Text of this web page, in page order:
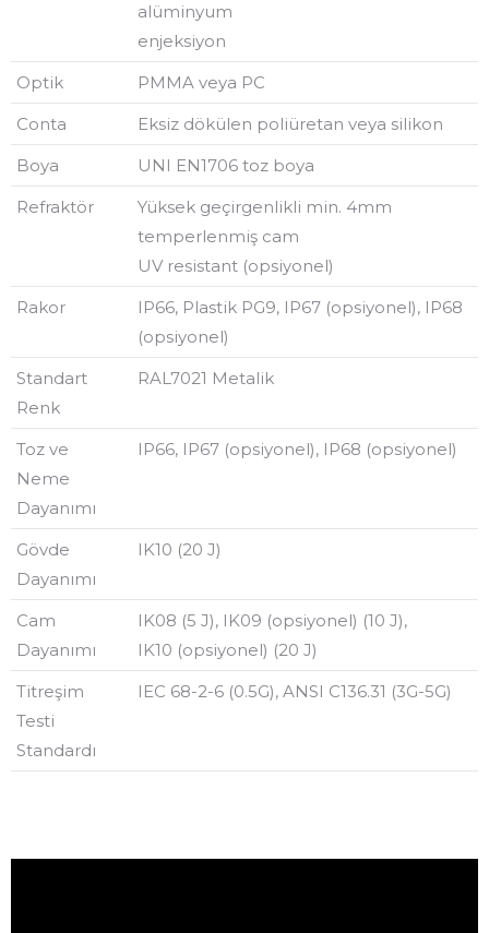
alüminyum
enjeksiyon
Optik
PMMA veya PC
Conta
Eksiz dökülen poliüretan veya silikon
Boya
UNI EN1706 toz boya
Refraktör
Yüksek geçirgenlikli min. 4mm
temperlenmiş cam
UV resistant (opsiyonel)
Rakor
IP66, Plastik PG9, IP67 (opsiyonel), IP68
(opsiyonel)
Standart
Renk
RAL7021 Metalik
Toz ve
Neme
Dayanımı
IP66, IP67 (opsiyonel), IP68 (opsiyonel)
Gövde
Dayanımı
IK10 (20 J)
Cam
Dayanımı
IK08 (5 J), IK09 (opsiyonel) (10 J),
IK10 (opsiyonel) (20 J)
Titreşim
Testi
Standardı
IEC 68-2-6 (0.5G), ANSI C136.31 (3G-5G)